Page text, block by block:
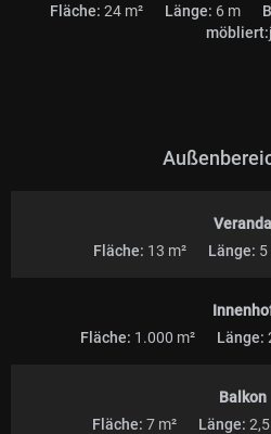
Fläche: 24 m² Länge: 6 m
möbliert:
Veranda
Fläche: 13 m² Länge: 5
Fläche: 1.000 m² Länge:
Balkon
Fläche: 7 m² Länge: